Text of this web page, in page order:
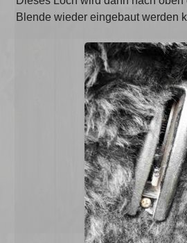
Blende wieder eingebaut werden